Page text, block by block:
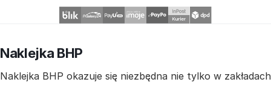
Naklejka BHP
Naklejka BHP okazuje się niezbędna nie tylko w zakładach